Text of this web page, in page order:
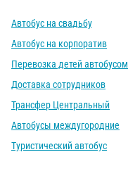
Автобус на свадьбу
Автобус на корпоратив
Перевозка детей автобусом
Доставка сотрудников
Трансфер Центральный
Автобусы междугородние
Туристический автобус